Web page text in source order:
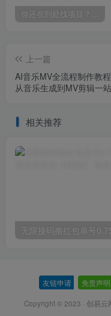
你还在到处找项目？还在当韭菜？我靠卖项目一个月收入5万+，曾经我也是个失败者。
上一篇
AI音乐MV全流程制作教程
从音乐生成到MV剪辑一
相关推荐
友链申请 免责声明
Copyright © 2023 · 创易云